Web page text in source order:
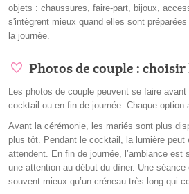
objets : chaussures, faire-part, bijoux,
s'intègrent mieux quand elles sont
la journée.
Photos de couple :
Les photos de couple peuvent se faire
cocktail ou en fin de journée. Chaque option
Avant la cérémonie, les mariés sont plus
plus tôt. Pendant le cocktail, la lumière
attendent. En fin de journée, l’ambiance est
une attention au début du dîner. Une
souvent mieux qu’un créneau très long qui